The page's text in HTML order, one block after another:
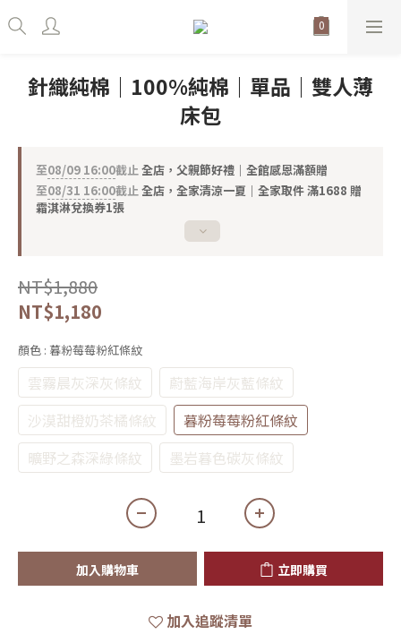
針織純棉｜100%純棉｜單品｜雙人薄
床包
至08/09 16:00截止全店，父親節好禮｜全館感恩滿額贈
至08/31 16:00截止全店，全家清涼一夏｜全家取件 滿1688 贈
霜淇淋兌換券1張
NT$1,880
NT$1,180
顏色 : 暮粉莓莓粉紅條紋
雲霧晨灰深灰條紋
蔚藍海岸灰藍條紋
沙漠甜橙奶茶橘條紋
暮粉莓莓粉紅條紋
曠野之森深綠條紋
墨岩暮色碳灰條紋
加入購物車 立即購買
加入追蹤清單